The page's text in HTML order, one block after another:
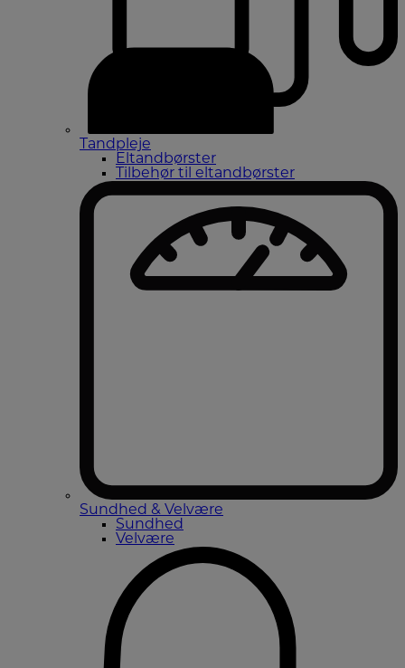
Tandpleje
Eltandbørster
Tilbehør til eltandbørster
Sundhed & Velvære
Sundhed
Velvære